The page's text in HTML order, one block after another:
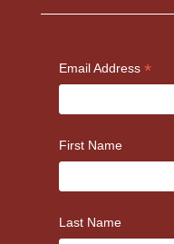
Email Address *
First Name
Last Name